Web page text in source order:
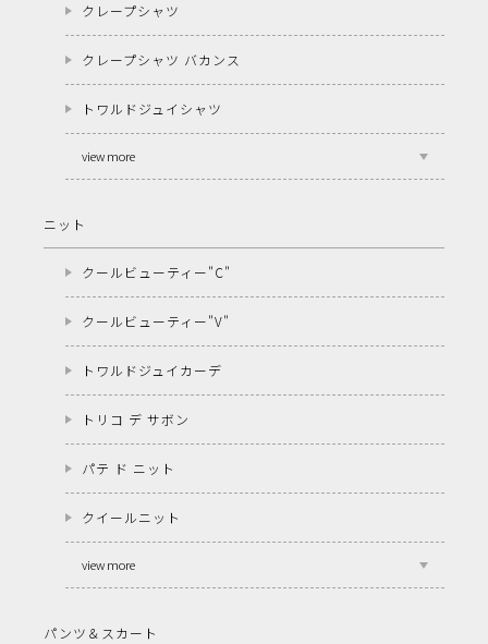
クレープシャツ
クレープシャツ バカンス
トワルドジュイシャツ
view more
ニット
クールビューティー"C"
クールビューティー"V"
トワルドジュイカーデ
トリコ デ サボン
パテ ド ニット
クイールニット
view more
パンツ＆スカート